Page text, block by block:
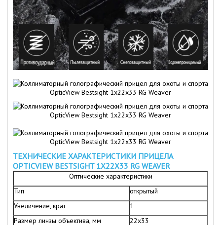
ТЕХНИЧЕСКИЕ ХАРАКТЕРИСТИКИ ПРИЦЕЛА
OPTICVIEW BESTSIGHT 1Х22Х33 RG WEAVER
Оптические характеристики
Тип
открытый
Увеличение, крат
1
Размер линзы объектива, мм
22x33